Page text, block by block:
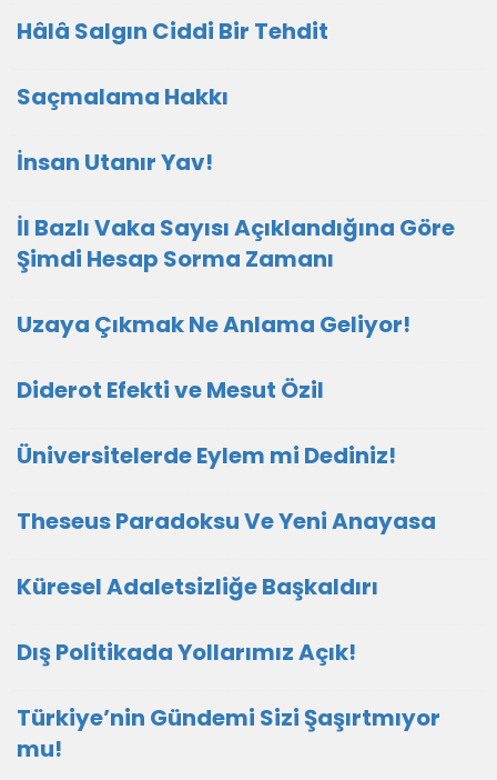
Hâlâ Salgın Ciddi Bir Tehdit
Saçmalama Hakkı
İnsan Utanır Yav!
İl Bazlı Vaka Sayısı Açıklandığına Göre
Şimdi Hesap Sorma Zamanı
Uzaya Çıkmak Ne Anlama Geliyor!
Diderot Efekti ve Mesut Özil
Üniversitelerde Eylem mi Dediniz!
Theseus Paradoksu Ve Yeni Anayasa
Küresel Adaletsizliğe Başkaldırı
Dış Politikada Yollarımız Açık!
Türkiye’nin Gündemi Sizi Şaşırtmıyor
mu!